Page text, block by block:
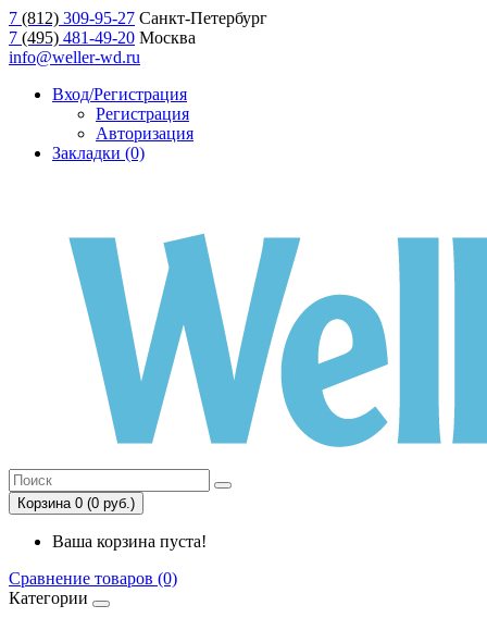
7 (812) 309-95-27 Санкт-Петербург
7 (495) 481-49-20 Москва
info@weller-wd.ru
Вход/Регистрация
Регистрация
Авторизация
Закладки (0)
Корзина 0 (0 руб.)
Ваша корзина пуста!
Сравнение товаров (0)
Категории